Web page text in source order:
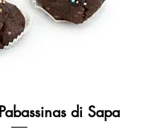
di Sapa